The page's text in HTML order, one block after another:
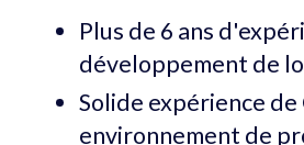
Plus de 6 ans
développement de
Solide expérience de
environnement de